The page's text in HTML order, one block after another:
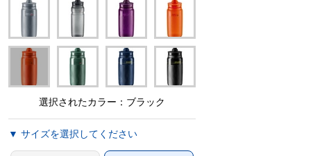
選択されたカラー：ブラック
▼ サイズを選択してください